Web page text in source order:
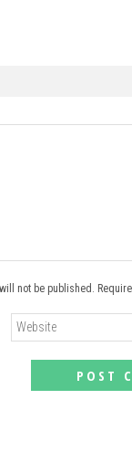
not be published.